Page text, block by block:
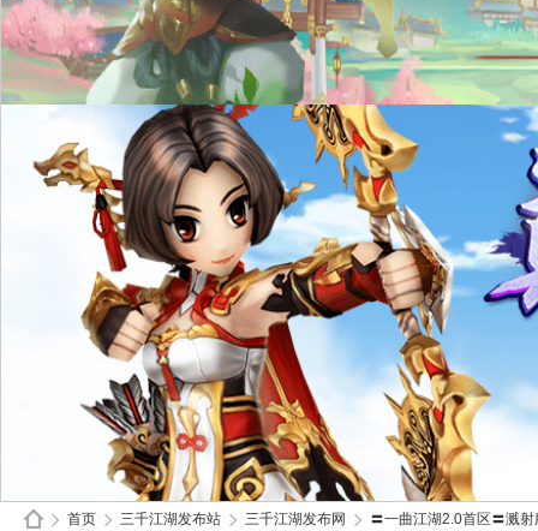
首页 三千江湖发布站 三千江湖发布网 〓一曲江湖2.0首区〓溅